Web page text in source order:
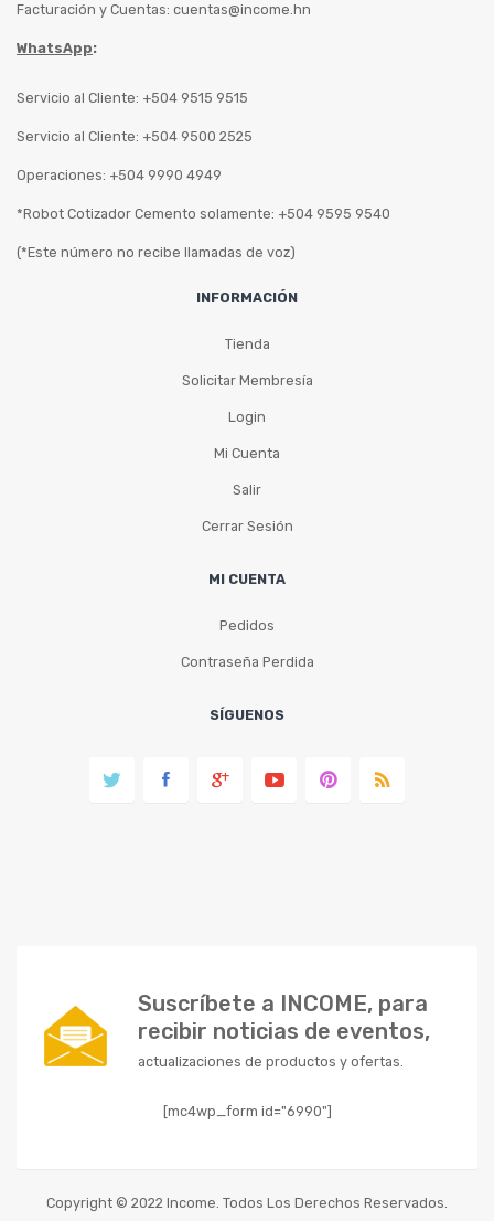
Facturación y Cuentas: cuentas@income.hn
WhatsApp:
Servicio al Cliente: +504 9515 9515
Servicio al Cliente: +504 9500 2525
Operaciones: +504 9990 4949
*Robot Cotizador Cemento solamente: +504 9595 9540
(*Este número no recibe llamadas de voz)
INFORMACIÓN
Tienda
Solicitar Membresía
Login
Mi Cuenta
Salir
Cerrar Sesión
MI CUENTA
Pedidos
Contraseña Perdida
SÍGUENOS
Suscríbete a INCOME, para
recibir noticias de eventos,
actualizaciones de productos y ofertas.
[mc4wp_form id="6990"]
Copyright © 2022 Income. Todos Los Derechos Reservados.